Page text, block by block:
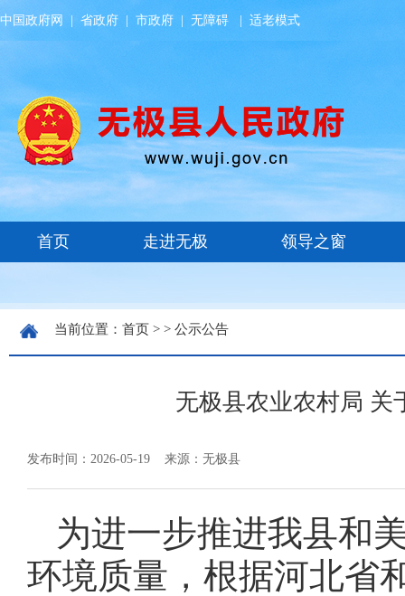
中国政府网 省政府 市政府 无障碍 适老模式
当前位置： 首页 > > 公示公告
无极县农业农村局 关
发布时间：2026-05-19 来源：无极县
为进一步推进我县和
环境质量，根据河北省